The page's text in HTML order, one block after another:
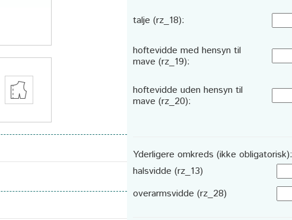
talje (rz_18):
hoftevidde med hensyn til
mave (rz_19):
hoftevidde uden hensyn til
mave (rz_20):
Yderligere omkreds (ikke obligatorisk):
halsvidde (rz_13)
overarmsvidde (rz_28)